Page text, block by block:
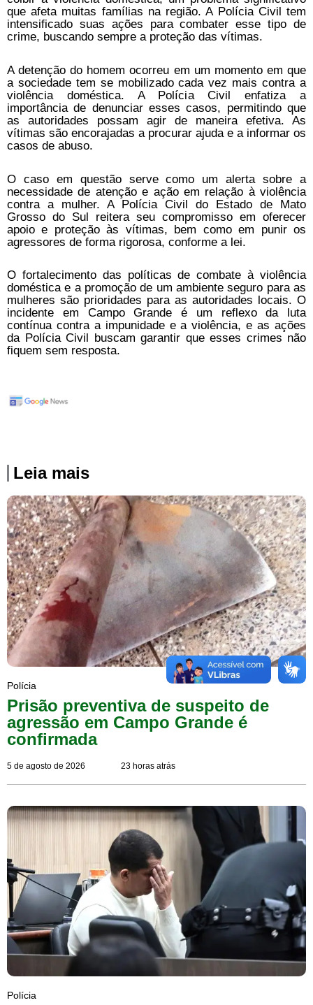
que afeta muitas famílias na região. A Polícia Civil tem
intensificado suas ações para combater esse tipo de
crime, buscando sempre a proteção das vítimas.
A detenção do homem ocorreu em um momento em que
a sociedade tem se mobilizado cada vez mais contra a
violência doméstica. A Polícia Civil enfatiza a
importância de denunciar esses casos, permitindo que
as autoridades possam agir de maneira efetiva. As
vítimas são encorajadas a procurar ajuda e a informar os
casos de abuso.
O caso em questão serve como um alerta sobre a
necessidade de atenção e ação em relação à violência
contra a mulher. A Polícia Civil do Estado de Mato
Grosso do Sul reitera seu compromisso em oferecer
apoio e proteção às vítimas, bem como em punir os
agressores de forma rigorosa, conforme a lei.
O fortalecimento das políticas de combate à violência
doméstica e a promoção de um ambiente seguro para as
mulheres são prioridades para as autoridades locais. O
incidente em Campo Grande é um reflexo da luta
contínua contra a impunidade e a violência, e as ações
da Polícia Civil buscam garantir que esses crimes não
fiquem sem resposta.
Leia mais
Polícia
Prisão preventiva de suspeito de
agressão em Campo Grande é
confirmada
5 de agosto de 2026 23 horas atrás
Polícia